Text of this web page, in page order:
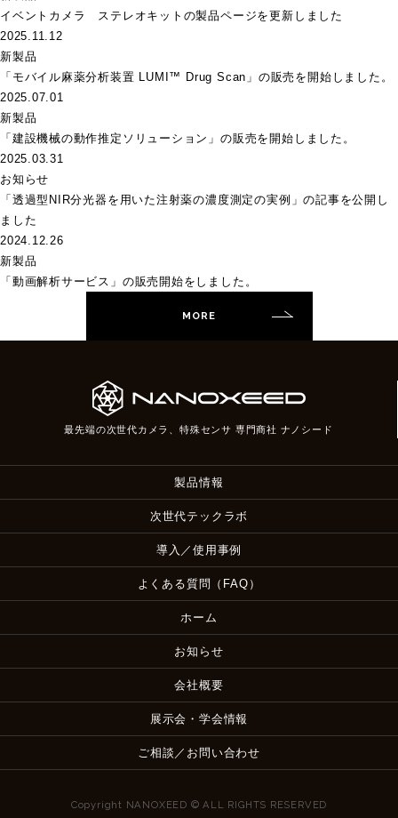
イベントカメラ ステレオキットの製品ページを更新しました
2025.11.12
新製品
「モバイル麻薬分析装置 LUMI™ Drug Scan」の販売を開始しました。
2025.07.01
新製品
「建設機械の動作推定ソリューション」の販売を開始しました。
2025.03.31
お知らせ
「透過型NIR分光器を用いた注射薬の濃度測定の実例」の記事を公開し
ました
2024.12.26
新製品
「動画解析サービス」の販売開始をしました。
MORE
最先端の次世代カメラ、特殊センサ 専門商社 ナノシード
製品情報
次世代テックラボ
導入／使用事例
よくある質問（FAQ）
ホーム
お知らせ
会社概要
展示会・学会情報
ご相談／お問い合わせ
Copyright NANOXEED © ALL RIGHTS RESERVED